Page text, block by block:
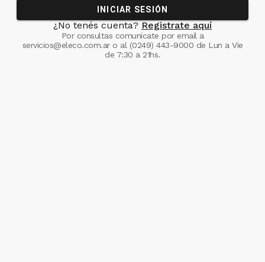
INICIAR SESIÓN
¿No tenés cuenta? Registrate aquí
Por consultas comunicate por email a
servicios@eleco.com.aro al (0249) 443-9000 de Lun a Vie
de 7:30 a 21hs.